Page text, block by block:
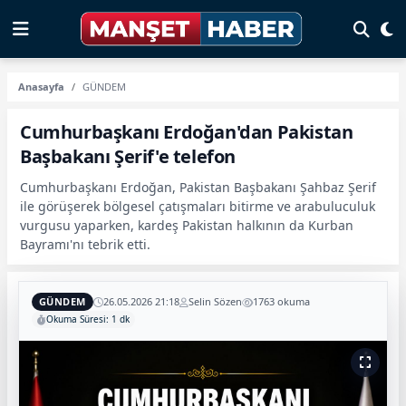
Anasayfa GÜNDEM
Cumhurbaşkanı Erdoğan'dan Pakistan
Başbakanı Şerif'e telefon
Cumhurbaşkanı Erdoğan, Pakistan Başbakanı Şahbaz Şerif
ile görüşerek bölgesel çatışmaları bitirme ve arabuluculuk
vurgusu yaparken, kardeş Pakistan halkının da Kurban
Bayramı'nı tebrik etti.
GÜNDEM 26.05.2026 21:18 Selin Sözen 1763 okuma
Okuma Süresi: 1 dk